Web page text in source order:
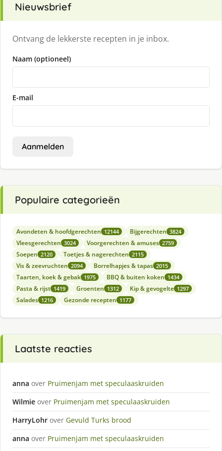
Nieuwsbrief
Ontvang de lekkerste recepten in je inbox.
Naam (optioneel)
E-mail
Aanmelden
Populaire categorieën
Avondeten & hoofdgerechten 12144 Bijgerechten 3824
Vleesgerechten 3024 Voorgerechten & amuses 2759
Soepen 2120 Toetjes & nagerechten 2115
Vis & zeevruchten 2094 Borrelhapjes & tapas 2015
Taarten, koek & gebak 1975 BBQ & buiten koken 1434
Pasta & rijst 1419 Groenten 1312 Kip & gevogelte 1297
Salades 1216 Gezonde recepten 1177
Laatste reacties
anna over Pruimenjam met speculaaskruiden
Wilmie over Pruimenjam met speculaaskruiden
HarryLohr over Gevuld Turks brood
anna over Pruimenjam met speculaaskruiden